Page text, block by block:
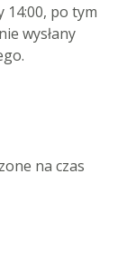
14:00, po tym
wysłany
na czas